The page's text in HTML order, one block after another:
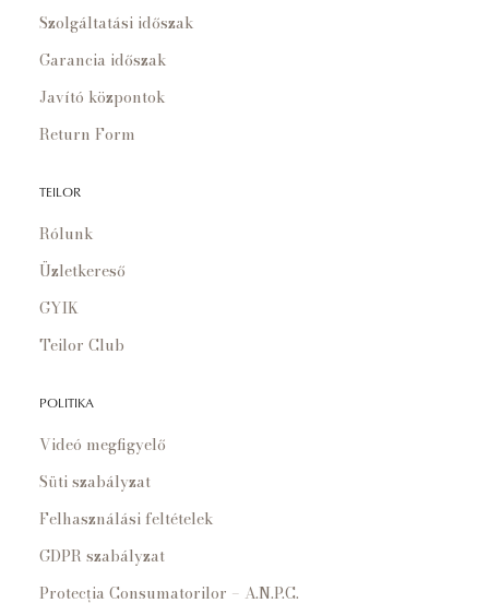
Szolgáltatási időszak
Garancia időszak
Javító központok
Return Form
TEILOR
Rólunk
Üzletkereső
GYIK
Teilor Club
POLITIKA
Videó megfigyelő
Süti szabályzat
Felhasználási feltételek
GDPR szabályzat
Protecția Consumatorilor – A.N.P.C.